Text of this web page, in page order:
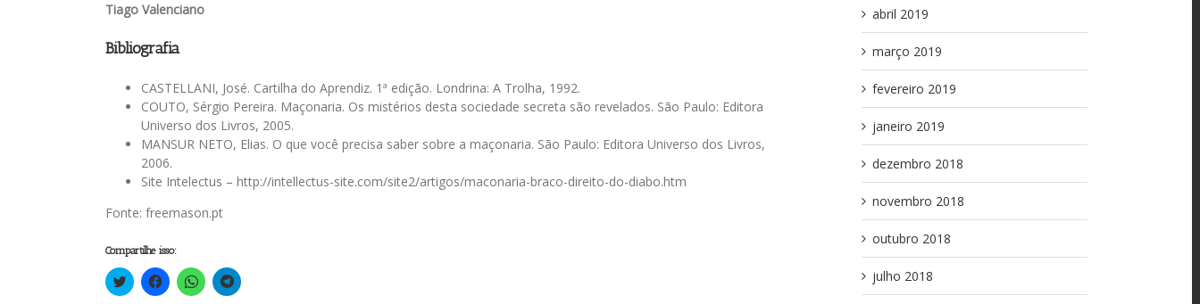
Tiago Valenciano
Bibliografia
CASTELLANI, José. Cartilha do Aprendiz. 1ª edição. Londrina: A Trolha, 1992.
COUTO, Sérgio Pereira. Maçonaria. Os mistérios desta sociedade secreta são revelados. São Paulo: Editora
Universo dos Livros, 2005.
MANSUR NETO, Elias. O que você precisa saber sobre a maçonaria. São Paulo: Editora Universo dos Livros,
2006.
Site Intelectus – http://intellectus-site.com/site2/artigos/maconaria-braco-direito-do-diabo.htm
Fonte: freemason.pt
Compartilhe isso:
Clique
para
Clique
para
Clique
para
Clique
para
abril 2019
março 2019
fevereiro 2019
janeiro 2019
dezembro 2018
novembro 2018
outubro 2018
julho 2018